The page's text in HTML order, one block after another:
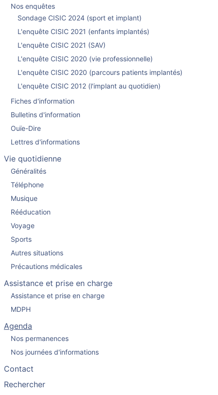
Nos enquêtes
Sondage CISIC 2024 (sport et implant)
L'enquête CISIC 2021 (enfants implantés)
L'enquête CISIC 2021 (SAV)
L'enquête CISIC 2020 (vie professionnelle)
L'enquête CISIC 2020 (parcours patients implantés)
L'enquête CISIC 2012 (l'implant au quotidien)
Fiches d'information
Bulletins d'information
Ouïe-Dire
Lettres d'informations
Vie quotidienne
Généralités
Téléphone
Musique
Rééducation
Voyage
Sports
Autres situations
Précautions médicales
Assistance et prise en charge
Assistance et prise en charge
MDPH
Agenda
Nos permanences
Nos journées d'informations
Contact
Rechercher